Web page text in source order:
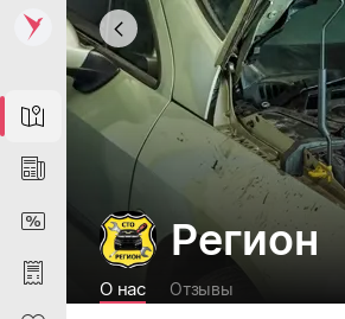
Map
News
DiscountCard
Purchases
Регион
О нас Отзывы